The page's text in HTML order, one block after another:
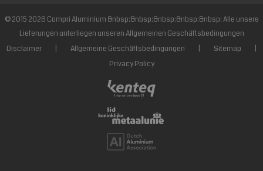
© 2015 2026 Compri Aluminium &nbsp;&nbsp;&nbsp;&nbsp;&nbsp; Alle unsere
Lieferungen unterliegen unseren Allgemeinen Geschäftsbedingungen
Disclaimer
Allgemeine Geschäftsbedingungen Sitemap
Privacy Policy